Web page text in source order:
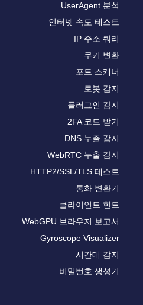
UserAgent 분석
인터넷 속도 테스트
IP 주소 쿼리
쿠키 변환
포트 스캐너
로봇 감지
플러그인 감지
2FA 코드 받기
DNS 누출 감지
WebRTC 누출 감지
HTTP2/SSL/TLS 테스트
통화 변환기
클라이언트 힌트
WebGPU 브라우저 보고서
Gyroscope Visualizer
시간대 감지
비밀번호 생성기